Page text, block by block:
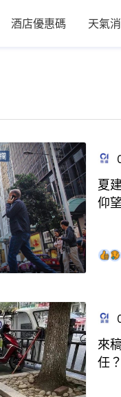
酒店優惠碼 天氣
夏
仰
來
任